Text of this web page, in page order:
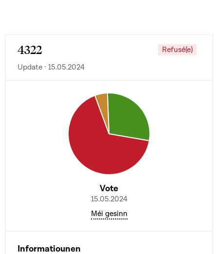
4322
Refusé(e)
Update · 15.05.2024
Vote
15.05.2024
Méi gesinn
Informatiounen